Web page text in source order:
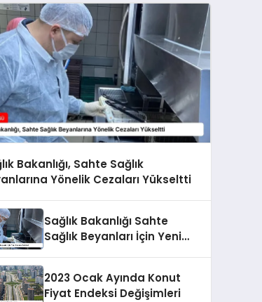
Bakanlığı, Sahte Sağlık
Yönelik Cezaları Yükseltti
Sağlık Bakanlığı Sahte
Sağlık Beyanları İçin Yeni
2023 Ocak Ayında Konut
Fiyat Endeksi Değişimleri